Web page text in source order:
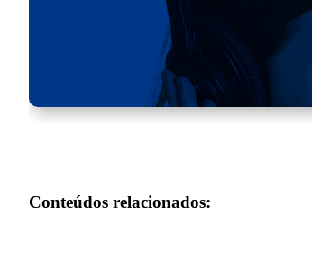
Conteúdos relacionados: